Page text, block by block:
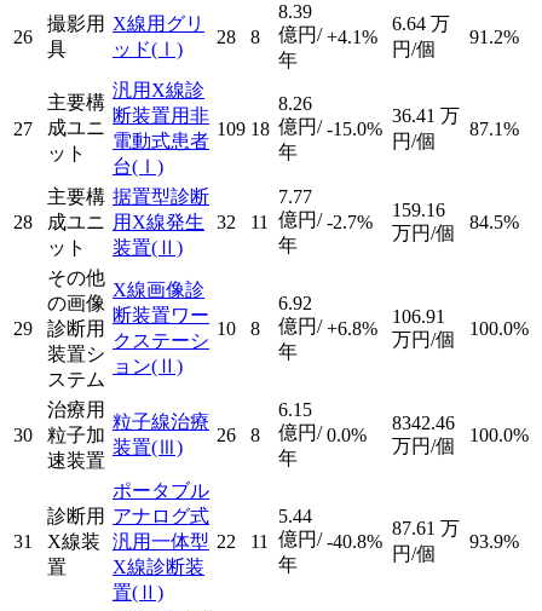
26
撮影用
具
X線用グリ
ッド(Ⅰ)
28 8
8.39
億円/
年
+4.1%
6.64 万
円/個
91.2%
27
主要構
成ユニ
ット
汎用X線診
断装置用非
電動式患者
台(Ⅰ)
109 18
8.26
億円/
年
-15.0%
36.41 万
円/個
87.1%
28
主要構
成ユニ
ット
据置型診断
用X線発生
装置(Ⅱ)
32 11
7.77
億円/
年
-2.7%
159.16
万円/個
84.5%
29
その他
の画像
診断用
装置シ
ステム
X線画像診
断装置ワー
クステーシ
ョン(Ⅱ)
10 8
6.92
億円/
年
+6.8%
106.91
万円/個
100.0%
30
治療用
粒子加
速装置
粒子線治療
装置(Ⅲ)
26 8
6.15
億円/
年
0.0%
8342.46
万円/個
100.0%
31
診断用
X線装
置
ポータブル
アナログ式
汎用一体型
X線診断装
置(Ⅱ)
22 11
5.44
億円/
年
-40.8%
87.61 万
円/個
93.9%